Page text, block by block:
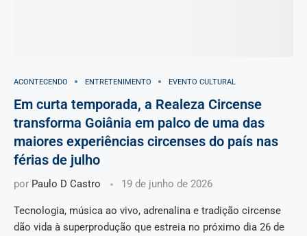
ACONTECENDO ENTRETENIMENTO EVENTO CULTURAL
Em curta temporada, a Realeza Circense
transforma Goiânia em palco de uma das
maiores experiências circenses do país nas
férias de julho
por Paulo D Castro 19 de junho de 2026
Tecnologia, música ao vivo, adrenalina e tradição circense
dão vida à superprodução que estreia no próximo dia 26 de